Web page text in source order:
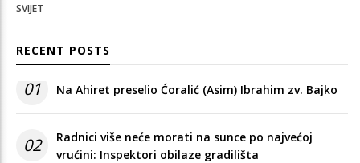
SVIJET
RECENT POSTS
01 Na Ahiret preselio Ćoralić (Asim) Ibrahim zv. Bajko
02
Radnici više neće morati na sunce po najvećoj
vrućini: Inspektori obilaze gradilišta